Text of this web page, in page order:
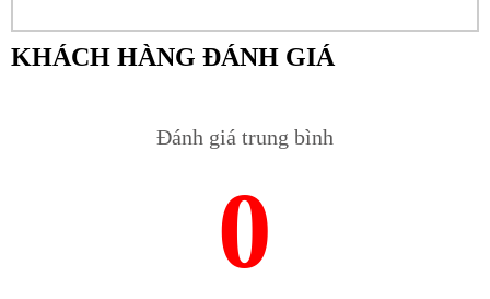
KHÁCH HÀNG ĐÁNH GIÁ
Đánh giá trung bình
0